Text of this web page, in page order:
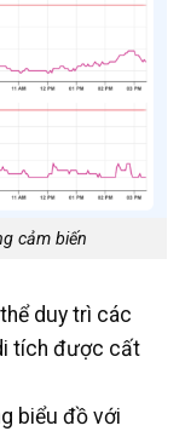
cảm biến
duy trì các
tích được cất
biểu đồ với